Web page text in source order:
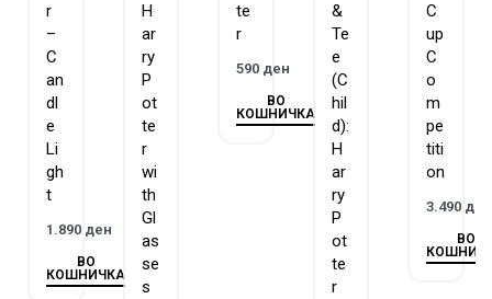
r
–
C
an
dl
e
Li
gh
t
1.890 ден
ВО
КОШНИЧКА
H
ar
ry
P
ot
te
r
wi
th
Gl
as
se
s
te
r
590 ден
ВО
КОШНИЧКА
&
Te
e
(C
hil
d):
H
ar
ry
P
ot
te
r
C
up
C
o
m
pe
titi
on
3.490 ден
ВО